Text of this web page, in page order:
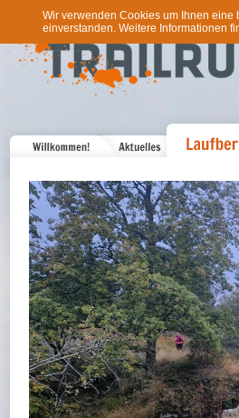
Wir verwenden Cookies um Ihnen
einverstanden. Weitere Informationen